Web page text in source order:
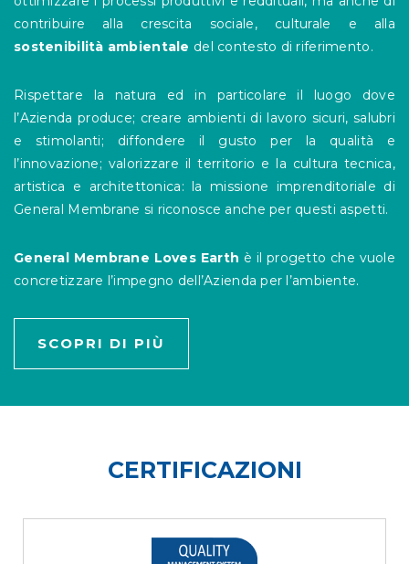
contribuire alla crescita sociale, culturale e alla
sostenibilità ambientale del contesto di riferimento.
Rispettare la natura ed in particolare il luogo dove
l’Azienda produce; creare ambienti di lavoro sicuri, salubri
e stimolanti; diffondere il gusto per la qualità e
l’innovazione; valorizzare il territorio e la cultura tecnica,
artistica e architettonica: la missione imprenditoriale di
General Membrane si riconosce anche per questi aspetti.
General Membrane Loves Earth è il progetto che vuole
concretizzare l’impegno dell’Azienda per l’ambiente.
SCOPRI DI PIÙ
CERTIFICAZIONI